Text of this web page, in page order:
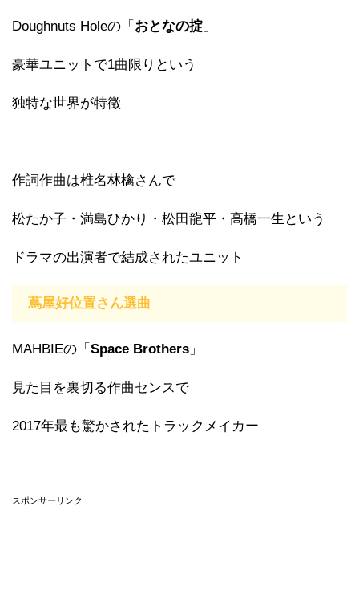
Doughnuts Holeの「 おとなの掟 」
豪華ユニットで1曲限りという
独特な世界が特徴
作詞作曲は椎名林檎さんで
松たか子・満島ひかり・松田龍平・高橋一生という
ドラマの出演者で結成されたユニット
蔦屋好位置さん選曲
MAHBIEの「 Space Brothers 」
見た目を裏切る作曲センスで
2017年最も驚かされたトラックメイカー
スポンサーリンク